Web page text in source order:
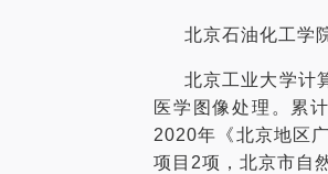
北京石油化工学
北京工业大学计
医学图像处理。累
2020年《北京地区
项目2项，北京市自